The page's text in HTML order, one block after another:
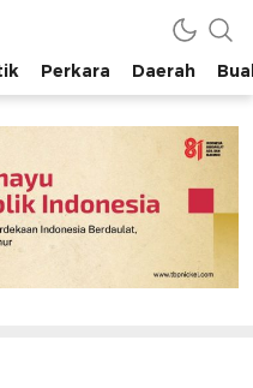
Perkara Daerah